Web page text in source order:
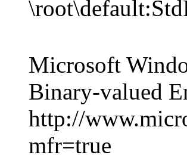
Microsoft
Binary-valued
http://
mfr=true